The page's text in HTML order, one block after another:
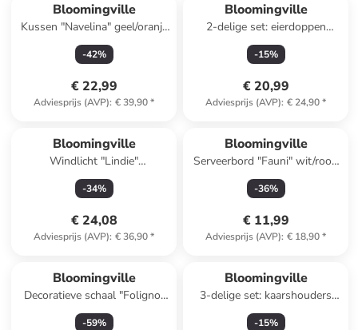
Bloomingville
Kussen "Navelina" geel/oranje
- (L)38 x (B)23 cm
-42%
€ 22,99
Adviesprijs (AVP): € 39,90*
Bloomingville
2-delige set: eierdoppen
"Birdy" blauw/geel - (B)8 x
(H)8 cm
-15%
€ 20,99
Adviesprijs (AVP): € 24,90*
Bloomingville
Windlicht "Lindie"
wit/grijs/lichtbruin - (H)12 x Ø
12 cm
-34%
€ 24,08
Adviesprijs (AVP): € 36,90*
Bloomingville
Serveerbord "Fauni" wit/rood
- (L)15 x (B)11,5 cm
-36%
€ 11,99
Adviesprijs (AVP): € 18,90*
Bloomingville
Decoratieve schaal "Foligno"
wit - (B)27 x (H)6 x (D)14 cm
-59%
Bloomingville
3-delige set: kaarshouders
''Blanchard'' wit/bruin
-15%